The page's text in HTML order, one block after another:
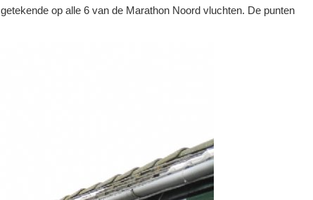
getekende op alle 6 van de Marathon Noord vluchten. De punten